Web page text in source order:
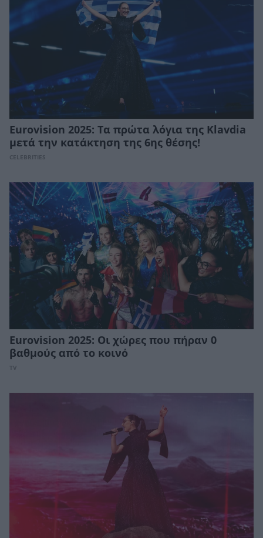
Eurovision 2025: Τα πρώτα λόγια της Klavdia
μετά την κατάκτηση της 6ης θέσης!
CELEBRITIES
Eurovision 2025: Οι χώρες που πήραν 0
βαθμούς από το κοινό
TV